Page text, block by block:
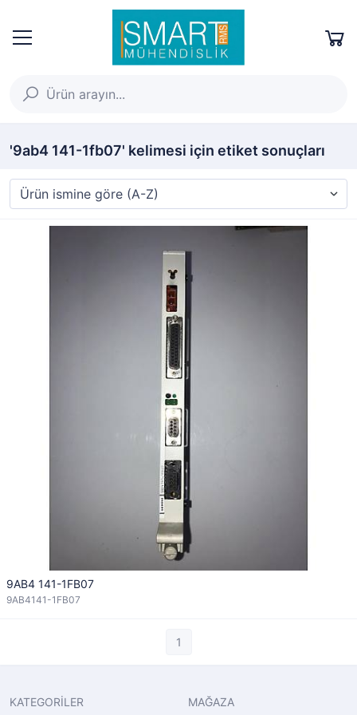
'9ab4 141-1fb07' kelimesi için etiket sonuçları
9AB4 141-1FB07
9AB4141-1FB07
1
KATEGORİLER MAĞAZA